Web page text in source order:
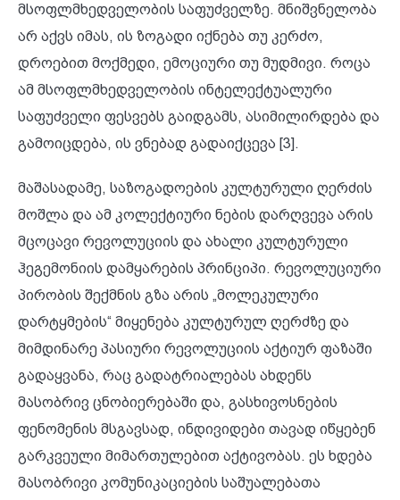
მსოფლმხედველობის საფუძველზე. მნიშვნელობა
არ აქვს იმას, ის ზოგადი იქნება თუ კერძო,
დროებით მოქმედი, ემოციური თუ მუდმივი. როცა
ამ მსოფლმხედველობის ინტელექტუალური
საფუძველი ფესვებს გაიდგამს, ასიმილირდება და
გამოიცდება, ის ვნებად გადაიქცევა [3].
მაშასადამე, საზოგადოების კულტურული ღერძის
მოშლა და ამ კოლექტიური ნების დარღვევა არის
მცოცავი რევოლუციის და ახალი კულტურული
ჰეგემონიის დამყარების პრინციპი. რევოლუციური
პირობის შექმნის გზა არის „მოლეკულური
დარტყმების“ მიყენება კულტურულ ღერძზე და
მიმდინარე პასიური რევოლუციის აქტიურ ფაზაში
გადაყვანა, რაც გადატრიალებას ახდენს
მასობრივ ცნობიერებაში და, გასხივოსნების
ფენომენის მსგავსად, ინდივიდები თავად იწყებენ
გარკვეული მიმართულებით აქტივობას. ეს ხდება
მასობრივი კომუნიკაციების საშუალებათა